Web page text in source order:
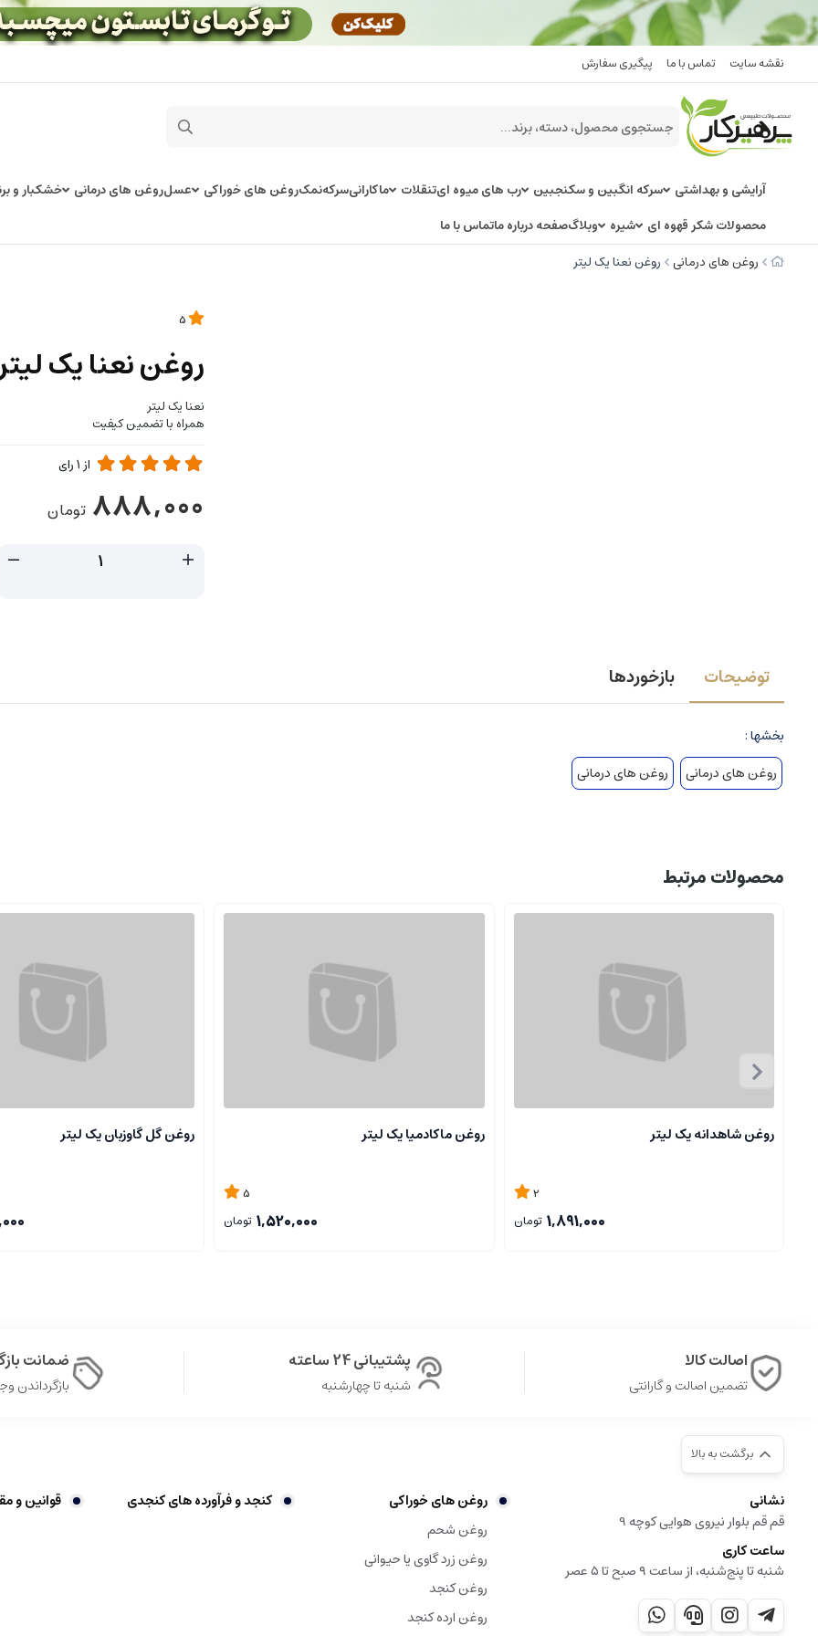
نقشه سایت تماس با ما پیگیری سفارش
آرایشی و بهداشتی سرکه انگبین و سکنجبین رب های میوه ایتنقلات ماکارانیسرکهنمکروغن های خوراکی عسلروغن های درمانی خشکبار و
محصولات شکر قهوه ای
شیره وبلاگصفحه درباره ماتماس با ما
روغن های درمانی
روغن نعنا یک لیتر
روغن نعنا یک
نعنا یک لیتر
همراه با تضمین کیفیت
از1رای
888,000 تومان
توضیحات بازخوردها
بخشها :
روغن های درمانی
روغن های درمانی
محصولات مرتبط
روغن شاهدانه یک لیتر
2
1,891,000 تومان
روغن ماکادمیا یک لیتر
5
1,520,000 تومان
روغن گل گاوزبان یک لیتر
اصالت کالا
تضمین اصالت و گارانتی
پشتیبانی 24 ساعته
شنبه تا چهارشنبه
ضمانت
بازگرداندن وجه
برگشت به بالا
نشانی
قم قم بلوار نیروی هوایی کوچه 9
ساعت کاری
شنبه تا پنج‌شنبه، از ساعت ۹ صبح تا ۵ عصر
روغن های خوراکی
روغن شحم
روغن زرد گاوی یا حیوانی
روغن کنجد
روغن ارده کنجد
کنجد و فرآورده های کنجدی قوانین و